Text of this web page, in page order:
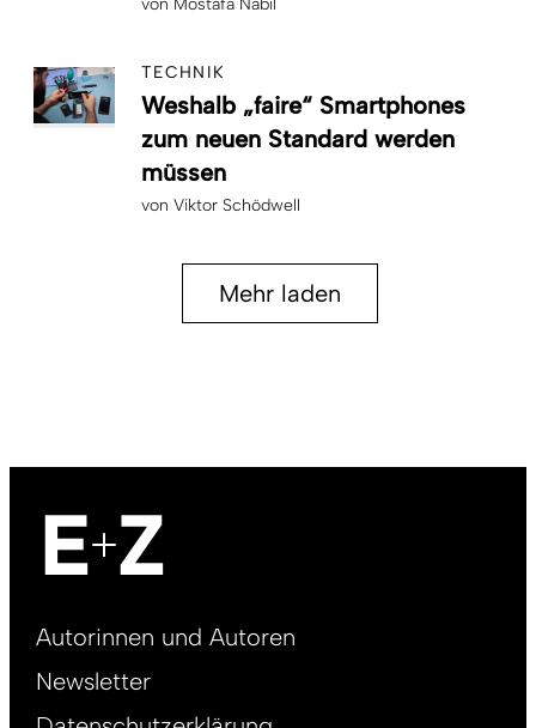
TECHNIK
Weshalb „faire“ Smartphones
zum neuen Standard werden
müssen
von Viktor Schödwell
Mehr laden
Footer
DE
Autorinnen und Autoren
Newsletter